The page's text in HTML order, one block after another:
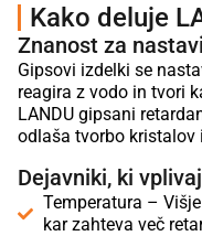
Kako deluje
Znanost za
Gipsovi izdelki se
reagira z vodo in tvori
LANDU gipsani
odlaša tvorbo kristalov
Dejavniki, ki
Temperatura –
kar zahteva več